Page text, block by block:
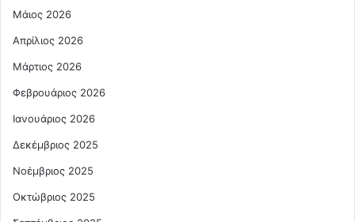
Μάιος 2026
Απρίλιος 2026
Μάρτιος 2026
Φεβρουάριος 2026
Ιανουάριος 2026
Δεκέμβριος 2025
Νοέμβριος 2025
Οκτώβριος 2025